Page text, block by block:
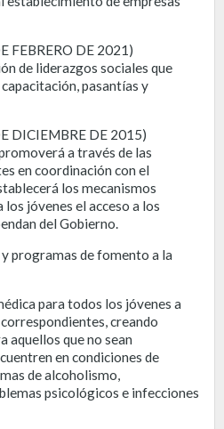
FEBRERO DE 2021)
de liderazgos sociales que
pasantías y
DICIEMBRE DE 2015)
a través de las
en coordinación con el
los mecanismos
jóvenes el acceso a los
del Gobierno.
programas de fomento a la
para todos los jóvenes a
creando
aquellos que no sean
en condiciones de
de alcoholismo,
psicológicos e infecciones